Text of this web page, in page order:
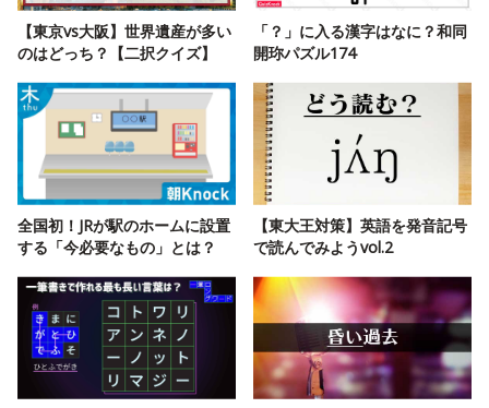
【東京vs大阪】世界遺産が多い
のはどっち？【二択クイズ】
「？」に入る漢字はなに？和同
開珎パズル174
全国初！JRが駅のホームに設置
する「今必要なもの」とは？
【東大王対策】英語を発音記号
で読んでみようvol.2